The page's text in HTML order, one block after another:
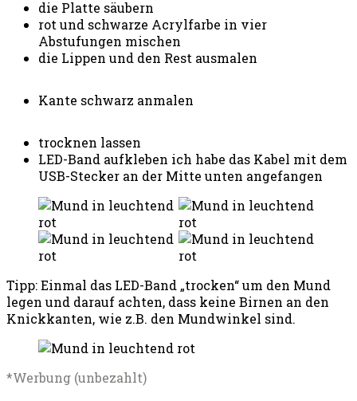
die Platte säubern
rot und schwarze Acrylfarbe in vier
Abstufungen mischen
die Lippen und den Rest ausmalen
Kante schwarz anmalen
trocknen lassen
LED-Band aufkleben ich habe das Kabel mit dem
USB-Stecker an der Mitte unten angefangen
Tipp: Einmal das LED-Band „trocken“ um den Mund
legen und darauf achten, dass keine Birnen an den
Knickkanten, wie z.B. den Mundwinkel sind.
*Werbung (unbezahlt)